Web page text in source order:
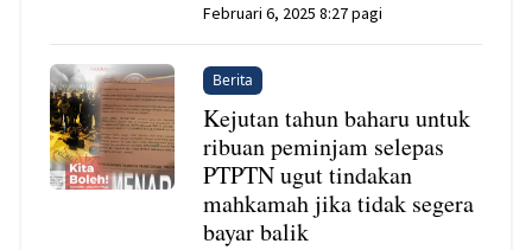
Februari 6, 2025 8:27 pagi
Berita
Kejutan tahun baharu untuk
ribuan peminjam selepas
PTPTN ugut tindakan
mahkamah jika tidak segera
bayar balik